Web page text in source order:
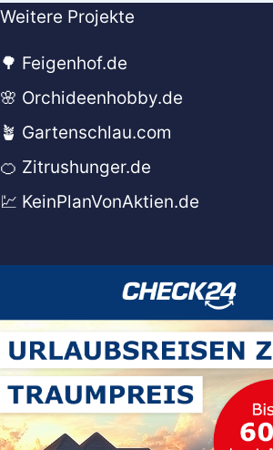
Weitere Projekte
🌳 Feigenhof.de
🌸 Orchideenhobby.de
🪴 Gartenschlau.com
🍊 Zitrushunger.de
💹 KeinPlanVonAktien.de